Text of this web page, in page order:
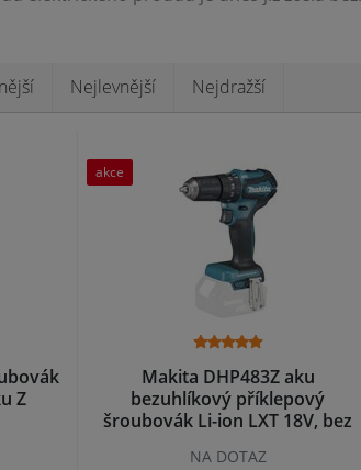
Nejlevnější Nejdražší
Z
Makita DHP483Z aku
bezuhlíkový příklepový
šroubovák Li-ion LXT 18V, bez
akce
NA DOTAZ